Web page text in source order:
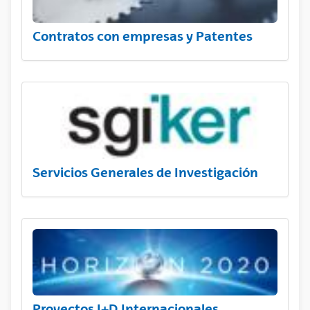
Contratos con empresas y Patentes
Servicios Generales de Investigación